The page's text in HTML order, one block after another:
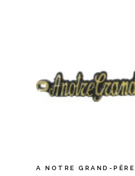
A NOTRE GRAND-PÈRE